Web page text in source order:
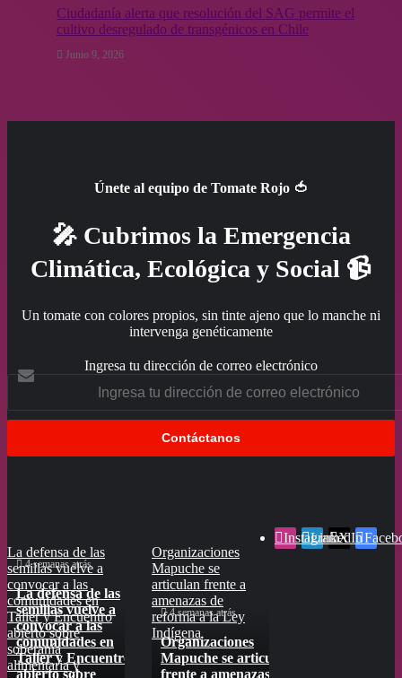
Ciudadanía alerta que resolución del SAG permite el
cultivo desregulado de transgénicos en Chile
Junio 9, 2026
Únete al equipo de Tomate Rojo 🍅
🎤 Cubrimos la Emergencia
Climática, Ecológica y Social 📹
Un tomate con colores propios, sin tinte ajeno que lo manche ni
intervenga genéticamente
Ingresa tu dirección de correo electrónico
X
LinkedIn
Instagram
La defensa de las
semillas vuelve a
convocar a las
comunidades en
Taller y Encuentro
abierto sobre
soberanía
alimentaria y
4 semanas atrás
La defensa de las
semillas vuelve a
convocar a las
comunidades en
Taller y Encuentro
abierto sobre
Organizaciones
Mapuche se
articulan frente a
amenazas de
reforma a la Ley
Indígena
4 semanas atrás
Organizaciones
Mapuche se articulan
frente a amenazas de
Defensores de